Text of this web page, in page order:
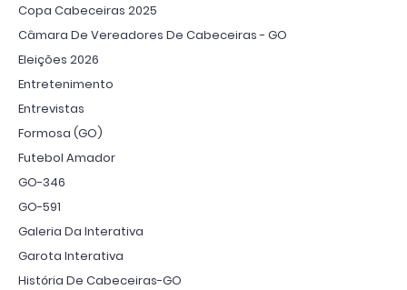
Copa Cabeceiras 2025
Câmara De Vereadores De Cabeceiras - GO
Eleições 2026
Entretenimento
Entrevistas
Formosa (GO)
Futebol Amador
GO-346
GO-591
Galeria Da Interativa
Garota Interativa
História De Cabeceiras-GO